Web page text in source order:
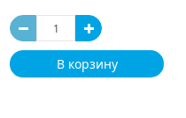
В корзину